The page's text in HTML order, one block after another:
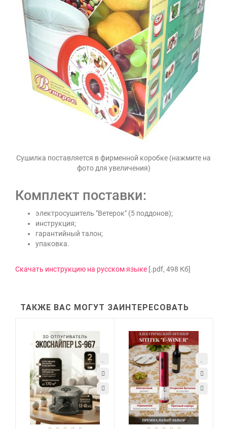
Сушилка поставляется в фирменной коробке (нажмите на
фото для увеличения)
Комплект поставки:
электросушитель "Ветерок" (5 поддонов);
инструкция;
гарантийный талон;
упаковка.
Скачать инструкцию на русском языке [.pdf, 498 Кб]
ТАКЖЕ ВАС МОГУТ ЗАИНТЕРЕСОВАТЬ